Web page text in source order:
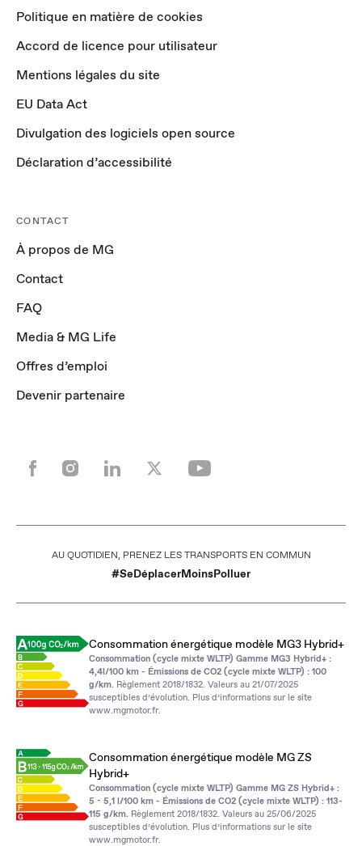
Politique en matière de cookies
Accord de licence pour utilisateur
Mentions légales du site
EU Data Act
Divulgation des logiciels open source
Déclaration d’accessibilité
CONTACT
À propos de MG
Contact
FAQ
Media & MG Life
Offres d’emploi
Devenir partenaire
AU QUOTIDIEN, PRENEZ LES TRANSPORTS EN COMMUN
#SeDéplacerMoinsPolluer
Consommation énergétique modèle MG3 Hybrid+
Consommation (cycle mixte WLTP) Gamme MG3 Hybrid+ :
4,4l/100 km - Émissions de CO2 (cycle mixte WLTP) : 100
g/km. Règlement 2018/1832. Valeurs au 21/07/2025
susceptibles d’évolution. Plus d’informations sur le site
www.mgmotor.fr
Consommation énergétique modèle MG ZS
Hybrid+
Consommation (cycle mixte WLTP) Gamme MG ZS Hybrid+ :
5 - 5,1 l/100 km - Émissions de CO2 (cycle mixte WLTP) : 113-
115 g/km. Règlement 2018/1832. Valeurs au 25/06/2025
susceptibles d’évolution. Plus d’informations sur le site
www.mgmotor.fr